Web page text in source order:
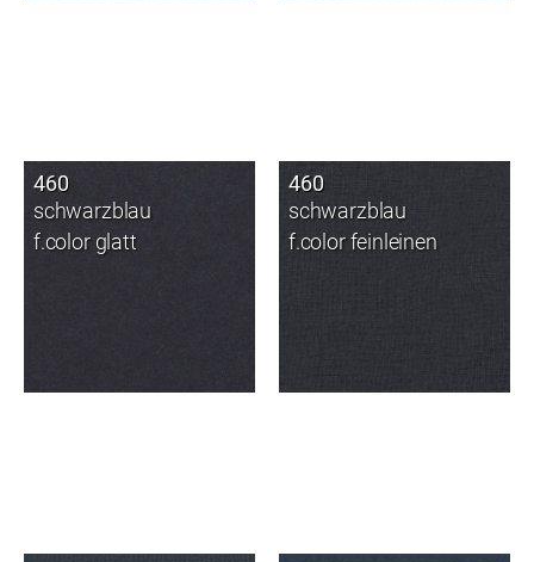
460
schwarzblau
f.color glatt
460
schwarzblau
f.color feinleinen